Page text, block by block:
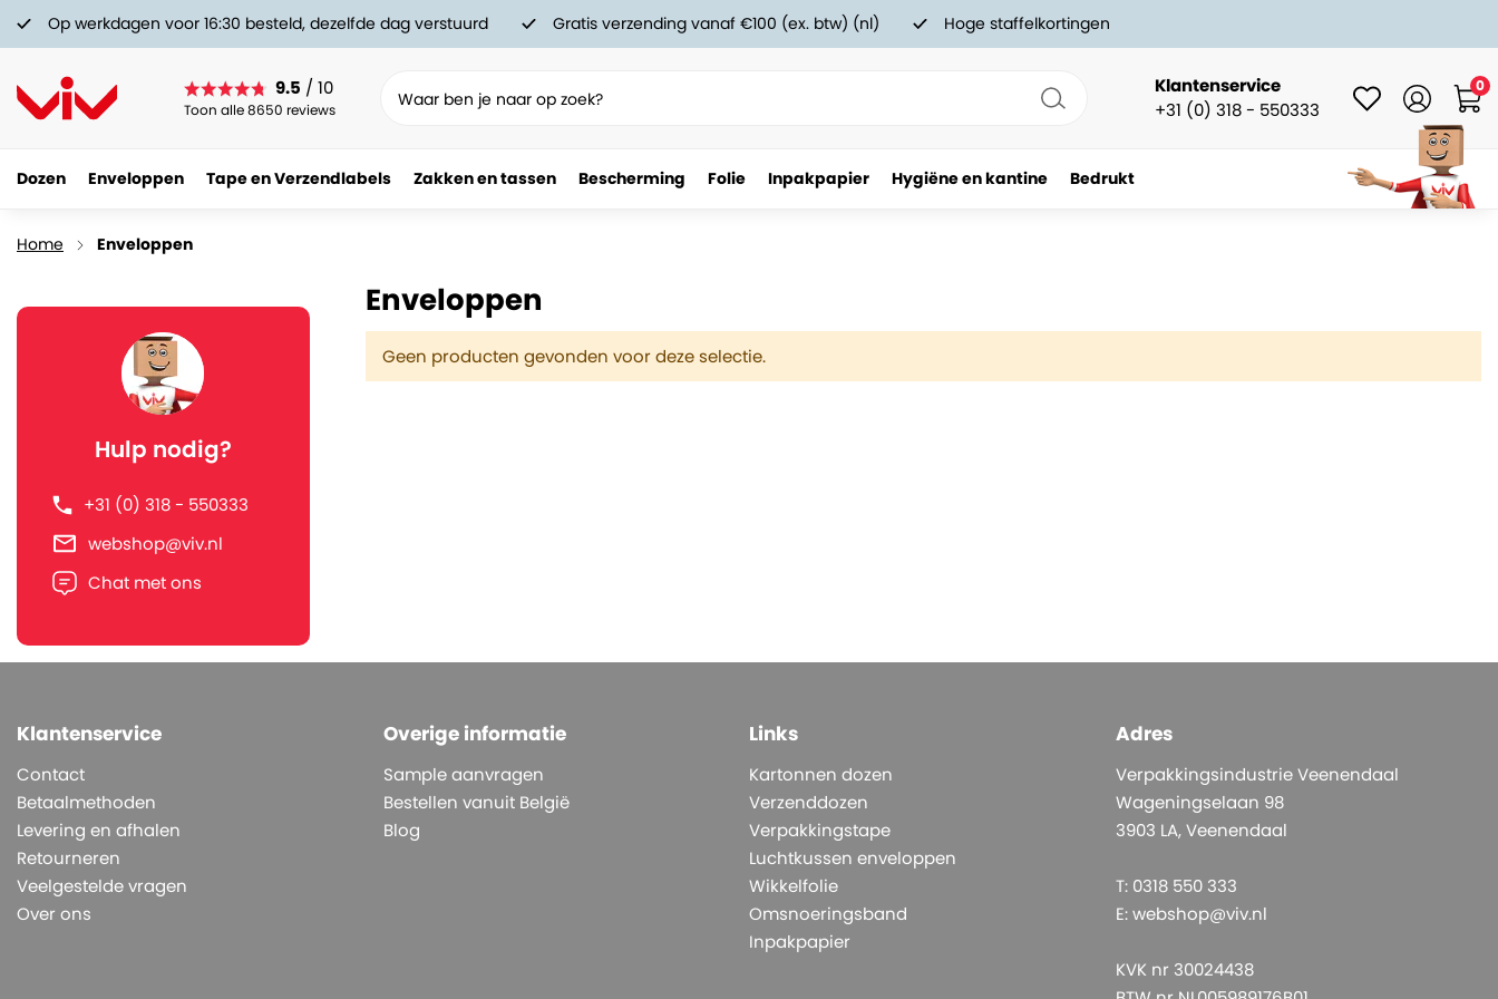
Op werkdagen voor 16:30 besteld, dezelfde dag verstuurd Gratis verzending vanaf €100 (ex. btw) (nl) Hoge staffelkortingen
Klantenservice
+31 (0) 318 - 550333
9.5 / 10
Toon alle 8650 reviews
0
Dozen Enveloppen Tape en Verzendlabels Zakken en tassen Bescherming Folie Inpakpapier Hygiëne en kantine Bedrukt
Home Enveloppen
Hulp nodig?
+31 (0) 318 - 550333
webshop@viv.nl
Chat met ons
Enveloppen
Geen producten gevonden voor deze selectie.
Klantenservice
Contact
Betaalmethoden
Levering en afhalen
Retourneren
Veelgestelde vragen
Over ons
Overige informatie
Sample aanvragen
Bestellen vanuit België
Blog
Links
Kartonnen dozen
Verzenddozen
Verpakkingstape
Luchtkussen enveloppen
Wikkelfolie
Omsnoeringsband
Inpakpapier
Adres
Verpakkingsindustrie Veenendaal
Wageningselaan 98
3903 LA, Veenendaal
T: 0318 550 333
E:webshop@viv.nl
KVK nr 30024438